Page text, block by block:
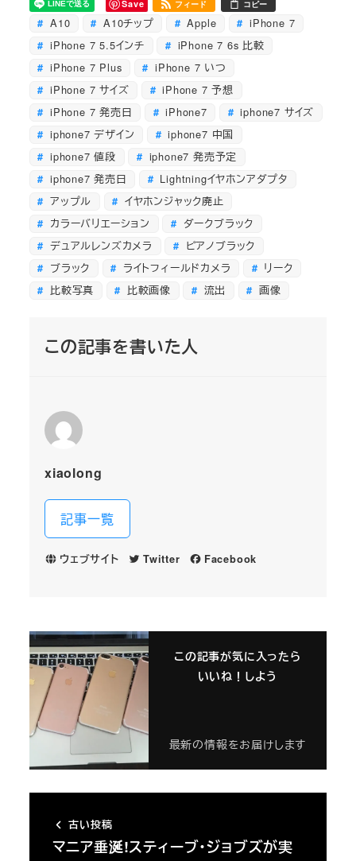
Save フィード コピー
A10 A10チップ Apple
iPhone 7
iPhone 7 5.5インチ
iPhone 7 6s 比較
iPhone 7 Plus
iPhone 7 いつ
iPhone 7 サイズ
iPhone 7 予想
iPhone 7 発売日
iPhone7
iphone7 サイズ
iphone7 デザイン
iphone7 中国
iphone7 値段
iphone7 発売予定
iphone7 発売日
Lightningイヤホンアダプタ
アップル
イヤホンジャック廃止
カラーバリエーション
ダークブラック
デュアルレンズカメラ
ピアノブラック
ブラック
ライトフィールドカメラ
リーク
比較写真
比較画像 流出 画像
この記事を書いた人
xiaolong
記事一覧
ウェブサイト Twitter Facebook
この記事が気に入ったら
いいね！しよう
最新の情報をお届けします
古い投稿
マニア垂涎!スティーブ・ジョブズが実